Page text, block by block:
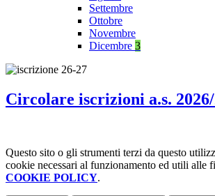
Settembre
Ottobre
Novembre
Dicembre 3
Circolare iscrizioni a.s.
Questo sito o gli strumenti terzi da questo
cookie necessari al funzionamento ed utili alle
COOKIE POLICY.